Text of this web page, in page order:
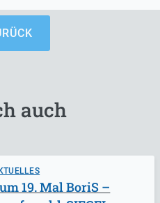
auch
19. Mal BoriS –